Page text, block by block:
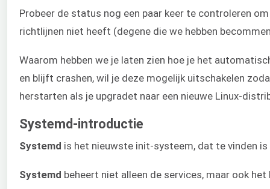
Probeer de status nog een paar keer te controleren
richtlijnen niet heeft (degene die we hebben
Waarom hebben we je laten zien hoe je het
en blijft crashen, wil je deze mogelijk uitschakelen
herstarten als je upgradet naar een nieuwe Linux-
Systemd-introductie
Systemd is het nieuwste init-systeem, dat te vinden
Systemd beheert niet alleen de services, maar ook